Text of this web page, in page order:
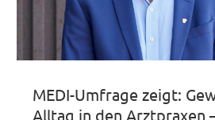
MEDI-Umfrage zeigt:
Alltag in den Arztpraxen